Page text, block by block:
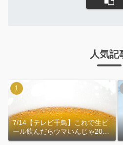
人気記
7/14【テレビ千鳥】これで生ビ
ール飲んだらウマいんじゃ2026
｜おおよその作り方